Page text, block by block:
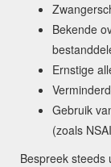
Bekende
Ernstige
Gebruik
(zoals
Bespreek steeds